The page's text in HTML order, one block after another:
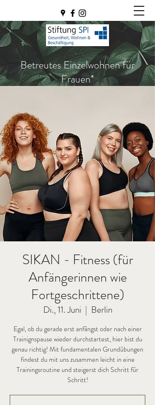
Betreutes Einzelwohnen für
Frauen*
SIKAN - Fitness (für
Anfängerinnen wie
Fortgeschrittene)
Di., 11. Juni
  |
Berlin
Egal, ob du gerade erst anfängst oder nach einer
Trainignspause wieder durchstartest, hier bist du
genau richtig! Mit fundamentalen Grundübungen
findest du mit uns zusammen leicht in eine
Trainingsroutine und steigerst dich Schritt für
Schritt!